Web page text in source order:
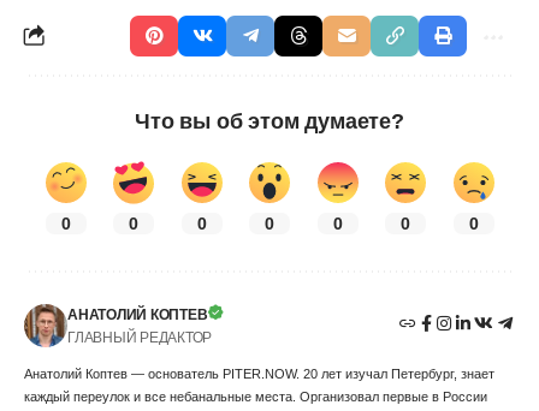
Что вы об этом думаете?
0 0 0 0 0 0 0
АНАТОЛИЙ КОПТЕВ
ГЛАВНЫЙ РЕДАКТОР
Анатолий Коптев — основатель PITER.NOW. 20 лет изучал Петербург, знает
каждый переулок и все небанальные места. Организовал первые в России